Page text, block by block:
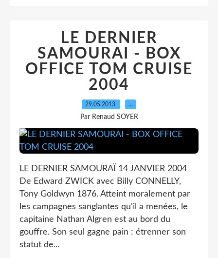
LE DERNIER
SAMOURAI - BOX
OFFICE TOM CRUISE
2004
29.05.2013 …
Par Renaud SOYER
LE DERNIER SAMOURAÏ 14 JANVIER 2004
De Edward ZWICK avec Billy CONNELLY,
Tony Goldwyn 1876. Atteint moralement par
les campagnes sanglantes qu'il a menées, le
capitaine Nathan Algren est au bord du
gouffre. Son seul gagne pain : étrenner son
statut de...